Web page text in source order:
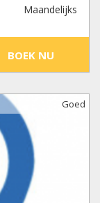
Maandelijks
BOEK NU
Goed